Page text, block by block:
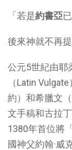
「若是約書亞
後來神就不再
公元5世紀由耶
（Latin
約）和希臘文
文手稿和古拉
1380年首位將
國神父約翰·威